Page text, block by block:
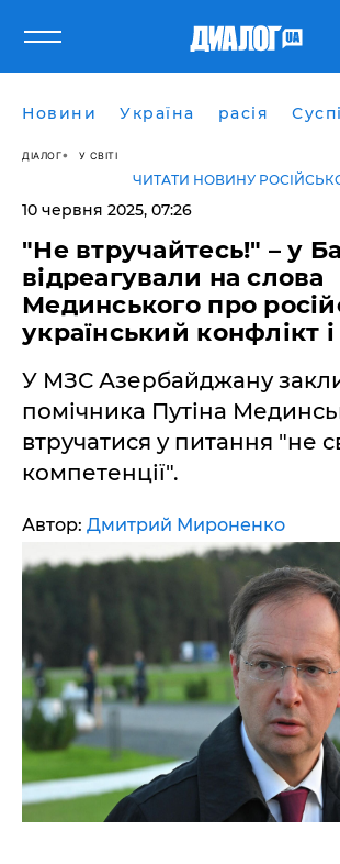
Новини Україна расія
ДІАЛОГ У СВІТІ
ЧИТАТИ НОВИНУ
10 червня 2025, 07:26
"Не втручайтесь!" – у
відреагували на слова
Мединського про
український конфлікт
У МЗС Азербайджану
помічника Путіна
втручатися у питання "не
компетенції".
Автор: Дмитрий Мироненко